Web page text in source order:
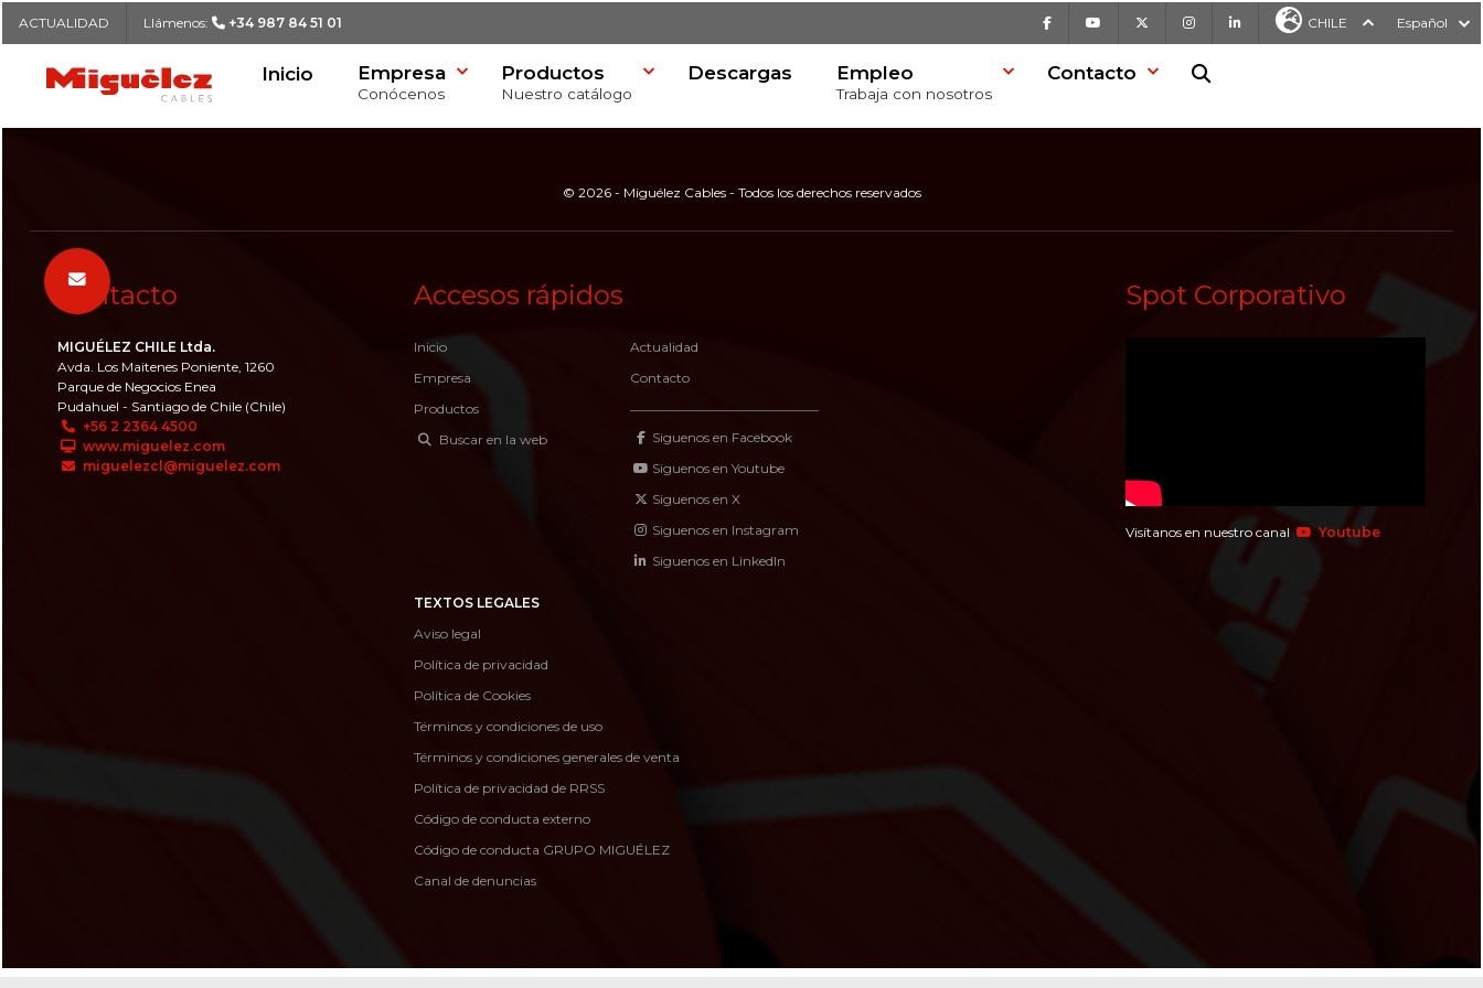
ACTUALIDAD Llámenos: +34 987 84 51 01 Facebook Youtube InstagramLinkedIn CHILE Español
MIGUÉLEZ CABLES Inicio Empresa
Conócenos
Responsabilidad Social Corporativa
Casos de éxito
Actualidad
Productos
Nuestro catálogo
Descargas Empleo
Trabaja con nosotros
Contacto
© 2026 - Miguélez Cables - Todos los derechos reservados
Contacto
MIGUÉLEZ CHILE Ltda.
Avda. Los Maitenes Poniente, 1260
Parque de Negocios Enea
Pudahuel - Santiago de Chile (Chile)
+56 2 2364 4500
www.miguelez.com
miguelezcl@miguelez.com
Accesos rápidos
Inicio
Empresa
Productos
Buscar en la web
Actualidad
Contacto
Siguenos en Facebook
Siguenos en Youtube
Siguenos en X
Siguenos en Instagram
Siguenos en LinkedIn
TEXTOS LEGALES
Aviso legal
Política de privacidad
Política de Cookies
Términos y condiciones de uso
Términos y condiciones generales de venta
Política de privacidad de RRSS
Código de conducta externo
Código de conducta GRUPO MIGUÉLEZ
Canal de denuncias
Spot Corporativo
Visítanos en nuestro canal Youtube
Buscar